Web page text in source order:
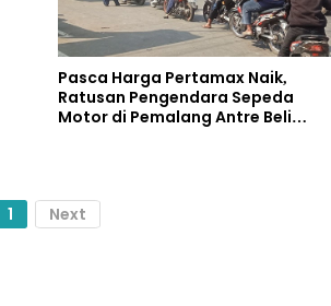
Pasca Harga Pertamax Naik,
Ratusan Pengendara Sepeda
Motor di Pemalang Antre Beli
1 Next